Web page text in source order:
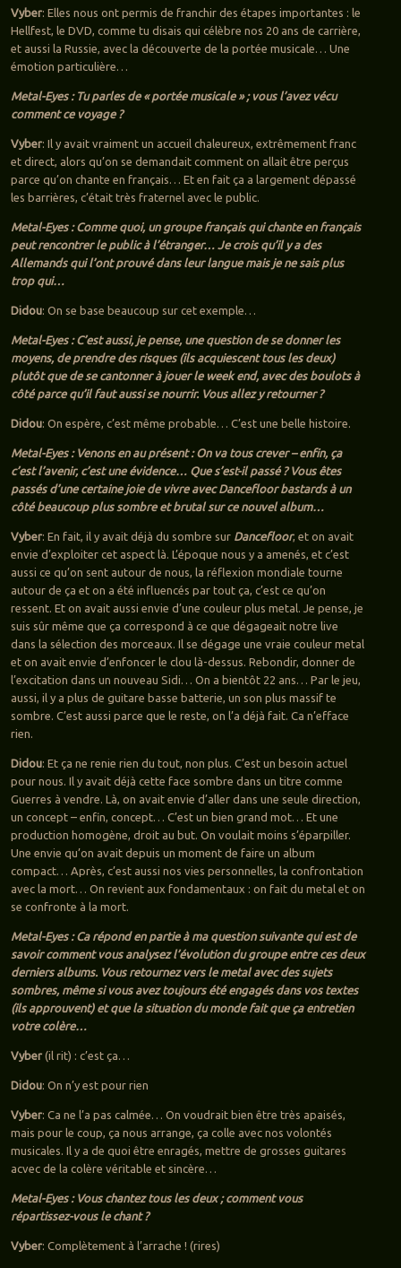
Vyber: Elles nous ont permis de franchir des étapes importantes : le
Hellfest, le DVD, comme tu disais qui célèbre nos 20 ans de carrière,
et aussi la Russie, avec la découverte de la portée musicale… Une
émotion particulière…
Metal-Eyes : Tu parles de « portée musicale » ; vous l’avez vécu
comment ce voyage ?
Vyber: Il y avait vraiment un accueil chaleureux, extrêmement franc
et direct, alors qu’on se demandait comment on allait être perçus
parce qu’on chante en français… Et en fait ça a largement dépassé
les barrières, c’était très fraternel avec le public.
Metal-Eyes : Comme quoi, un groupe français qui chante en français
peut rencontrer le public à l’étranger… Je crois qu’il y a des
Allemands qui l’ont prouvé dans leur langue mais je ne sais plus
trop qui…
Didou: On se base beaucoup sur cet exemple…
Metal-Eyes : C’est aussi, je pense, une question de se donner les
moyens, de prendre des risques (ils acquiescent tous les deux)
plutôt que de se cantonner à jouer le week end, avec des boulots à
côté parce qu’il faut aussi se nourrir. Vous allez y retourner ?
Didou: On espère, c’est même probable… C’est une belle histoire.
Metal-Eyes : Venons en au présent : On va tous crever – enfin, ça
c’est l’avenir, c’est une évidence… Que s’est-il passé ? Vous êtes
passés d’une certaine joie de vivre avec Dancefloor bastards à un
côté beaucoup plus sombre et brutal sur ce nouvel album…
Vyber: En fait, il y avait déjà du sombre sur Dancefloor, et on avait
envie d’exploiter cet aspect là. L’époque nous y a amenés, et c’est
aussi ce qu’on sent autour de nous, la réflexion mondiale tourne
autour de ça et on a été influencés par tout ça, c’est ce qu’on
ressent. Et on avait aussi envie d’une couleur plus metal. Je pense, je
suis sûr même que ça correspond à ce que dégageait notre live
dans la sélection des morceaux. Il se dégage une vraie couleur metal
et on avait envie d’enfoncer le clou là-dessus. Rebondir, donner de
l’excitation dans un nouveau Sidi… On a bientôt 22 ans… Par le jeu,
aussi, il y a plus de guitare basse batterie, un son plus massif te
sombre. C’est aussi parce que le reste, on l’a déjà fait. Ca n’efface
rien.
Didou: Et ça ne renie rien du tout, non plus. C’est un besoin actuel
pour nous. Il y avait déjà cette face sombre dans un titre comme
Guerres à vendre. Là, on avait envie d’aller dans une seule direction,
un concept – enfin, concept… C’est un bien grand mot… Et une
production homogène, droit au but. On voulait moins s’éparpiller.
Une envie qu’on avait depuis un moment de faire un album
compact… Après, c’est aussi nos vies personnelles, la confrontation
avec la mort… On revient aux fondamentaux : on fait du metal et on
se confronte à la mort.
Metal-Eyes : Ca répond en partie à ma question suivante qui est de
savoir comment vous analysez l’évolution du groupe entre ces deux
derniers albums. Vous retournez vers le metal avec des sujets
sombres, même si vous avez toujours été engagés dans vos textes
(ils approuvent) et que la situation du monde fait que ça entretien
votre colère…
Vyber(il rit) : c’est ça…
Didou: On n’y est pour rien
Vyber: Ca ne l’a pas calmée… On voudrait bien être très apaisés,
mais pour le coup, ça nous arrange, ça colle avec nos volontés
musicales. Il y a de quoi être enragés, mettre de grosses guitares
acvec de la colère véritable et sincère…
Metal-Eyes : Vous chantez tous les deux ; comment vous
répartissez-vous le chant ?
Vyber: Complètement à l’arrache ! (rires)